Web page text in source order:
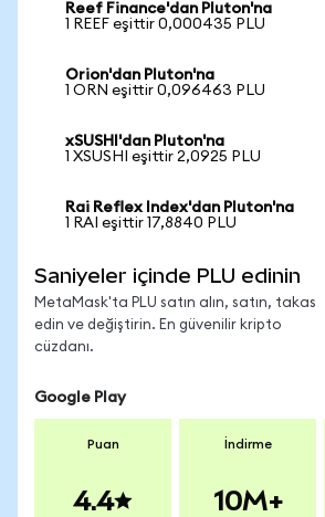
Reef Finance'dan Pluton'na
1 REEF eşittir 0,000435 PLU
Orion'dan Pluton'na
1 ORN eşittir 0,096463 PLU
xSUSHI'dan Pluton'na
1 XSUSHI eşittir 2,0925 PLU
Rai Reflex Index'dan Pluton'na
1 RAI eşittir 17,8840 PLU
Saniyeler içinde PLU edinin
MetaMask'ta PLU satın alın, satın, takas
edin ve değiştirin. En güvenilir kripto
cüzdanı.
Google Play
Puan
4.4
İndirme
10M+